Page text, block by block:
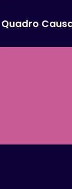
Quadro